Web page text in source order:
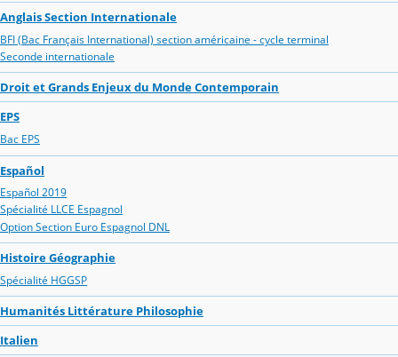
Anglais Section Internationale
BFI (Bac Français International) section américaine - cycle terminal
Seconde internationale
Droit et Grands Enjeux du Monde Contemporain
EPS
Bac EPS
Español
Español 2019
Spécialité LLCE Espagnol
Option Section Euro Espagnol DNL
Histoire Géographie
Spécialité HGGSP
Humanités Littérature Philosophie
Italien